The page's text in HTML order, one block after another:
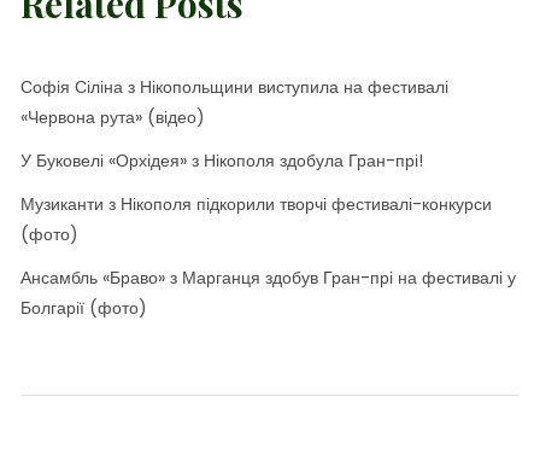
Софія Сіліна з Нікопольщини виступила на фестивалі
«Червона рута» (відео)
У Буковелі «Орхідея» з Нікополя здобула Гран-прі!
Музиканти з Нікополя підкорили творчі фестивалі-конкурси
(фото)
Ансамбль «Браво» з Марганця здобув Гран-прі на фестивалі у
Болгарії (фото)